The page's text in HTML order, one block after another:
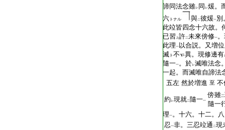
諦同法念雖レ 同 レ煖。
六 トナル 與二彼煖一別
此竝皆四念十六故。
已習
上許二未來傍修一
此理一 以合説。又増
滅 ト 不 異。現修邊有
隨一一。於レ滅唯法念
一起。而滅唯自諦法
五左 然於増進 至
約 レ現就二 隨一一
傍雖二
隨一
理一。十六。十二。
忍一非。三忍竝通 二現